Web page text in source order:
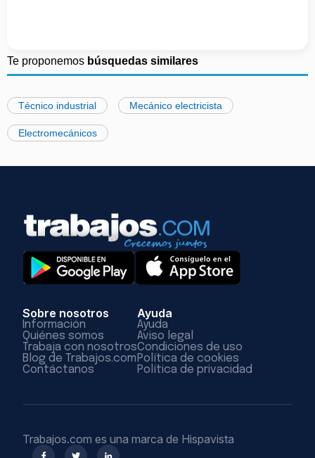
Te proponemos búsquedas similares
Técnico industrial Mecánico electricista
Electromecánicos
Sobre nosotros
Información
Quiénes somos
Trabaja con nosotros
Blog de Trabajos.com
Contáctanos
Ayuda
Ayuda
Aviso legal
Condiciones de uso
Política de cookies
Política de privacidad
Trabajos.com es una marca de Hispavista